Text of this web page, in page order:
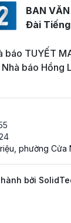
BAN
Đài
báo TUYẾT
báo Hồng
phường Cửa
bởi